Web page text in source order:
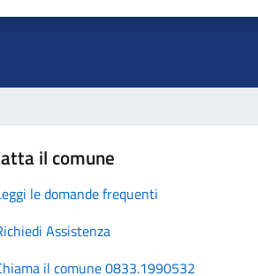
il comune
le domande frequenti
Assistenza
il comune 0833.1990532